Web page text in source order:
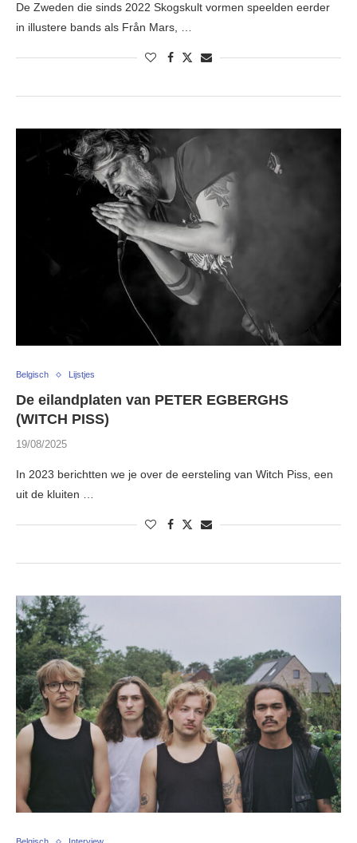
De Zweden die sinds 2022 Skogskult vormen speelden eerder
in illustere bands als Från Mars, …
Belgisch Lijstjes
De eilandplaten van PETER EGBERGHS
(WITCH PISS)
19/08/2025
In 2023 berichtten we je over de eersteling van Witch Piss, een
uit de kluiten …